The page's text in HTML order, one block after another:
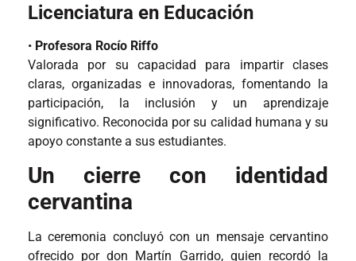
Licenciatura en Educación
• Profesora Rocío Riffo
Valorada por su capacidad para impartir clases
claras, organizadas e innovadoras, fomentando la
participación, la inclusión y un aprendizaje
significativo. Reconocida por su calidad humana y su
apoyo constante a sus estudiantes.
Un cierre con identidad
cervantina
La ceremonia concluyó con un mensaje cervantino
ofrecido por don Martín Garrido, quien recordó la